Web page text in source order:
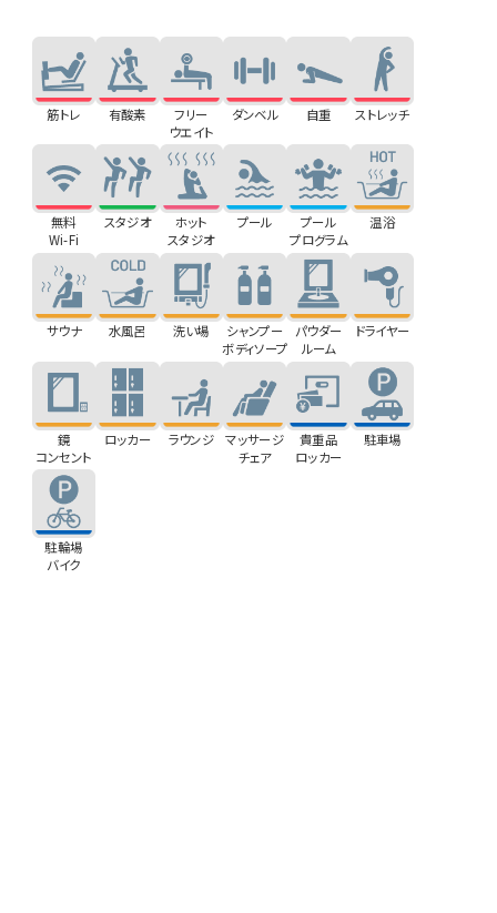
筋トレ 有酸素
フリー
ウエイト
ダンベル 自重 ストレッチ
無料
Wi-Fi
スタジオ
ホット
スタジオ
プール
プール
プログラム
温浴
サウナ 水風呂 洗い場
シャンプー
ボディソープ
パウダー
ルーム
ドライヤー
鏡
コンセント
ロッカー ラウンジ
マッサージ
チェア
貴重品
ロッカー
駐車場
駐輪場
バイク